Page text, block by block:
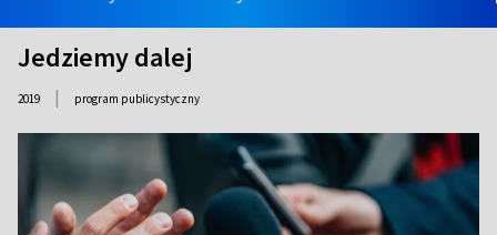
Jedziemy dalej
2019 | program publicystyczny